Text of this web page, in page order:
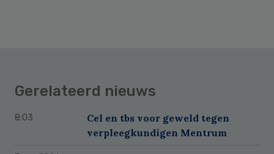
Gerelateerd nieuws
8:03
Cel en tbs voor geweld tegen
verpleegkundigen Mentrum